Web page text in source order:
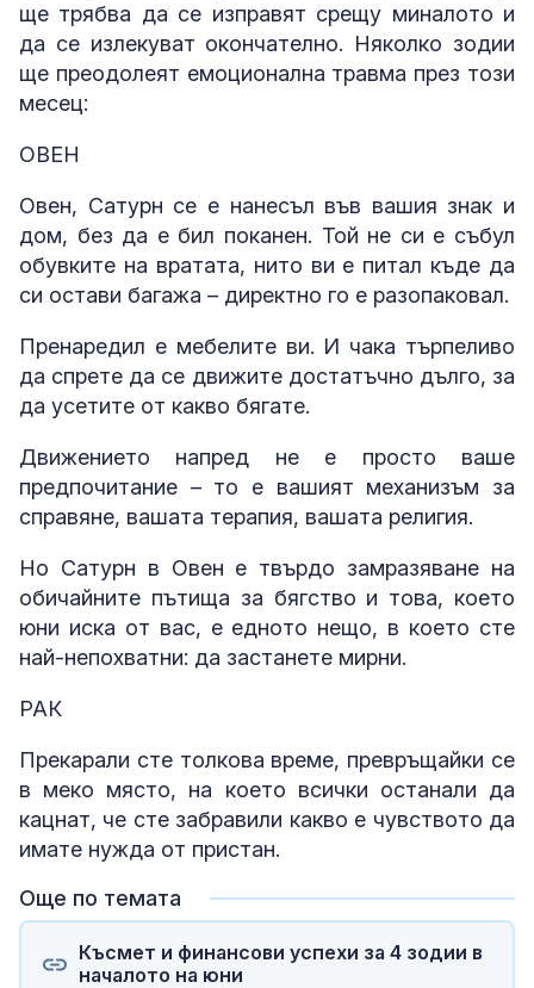
ще трябва да се изправят срещу миналото и
да се излекуват окончателно. Няколко зодии
ще преодолеят емоционална травма през този
месец:
ОВЕН
Овен, Сатурн се е нанесъл във вашия знак и
дом, без да е бил поканен. Той не си е събул
обувките на вратата, нито ви е питал къде да
си остави багажа – директно го е разопаковал.
Пренаредил е мебелите ви. И чака търпеливо
да спрете да се движите достатъчно дълго, за
да усетите от какво бягате.
Движението напред не е просто ваше
предпочитание – то е вашият механизъм за
справяне, вашата терапия, вашата религия.
Но Сатурн в Овен е твърдо замразяване на
обичайните пътища за бягство и това, което
юни иска от вас, е едното нещо, в което сте
най-непохватни: да застанете мирни.
РАК
Прекарали сте толкова време, превръщайки се
в меко място, на което всички останали да
кацнат, че сте забравили какво е чувството да
имате нужда от пристан.
Още по темата
Късмет и финансови успехи за 4 зодии в
началото на юни